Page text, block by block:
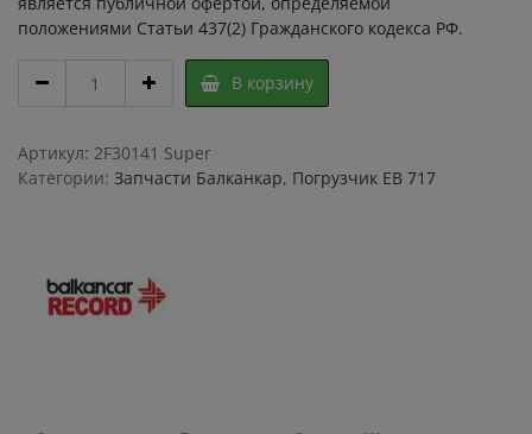
положениями Статьи 437(2) Гражданского кодекса РФ.
КОЛЕСНЫЙ
БОЛТ
03.00.06
ЕВ
717
В корзину
Артикул: 2F30141 Super
Категории: Запчасти Балканкар, Погрузчик ЕВ 717